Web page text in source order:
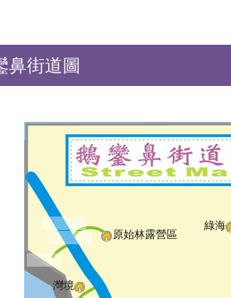
鼻街道圖
原始林露營區
灣境
綠海